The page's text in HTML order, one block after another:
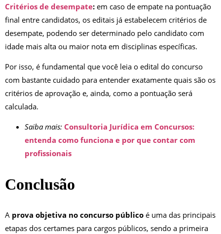
Critérios de desempate: em caso de empate na pontuação
final entre candidatos, os editais já estabelecem critérios de
desempate, podendo ser determinado pelo candidato com
idade mais alta ou maior nota em disciplinas específicas.
Por isso, é fundamental que você leia o edital do concurso
com bastante cuidado para entender exatamente quais são os
critérios de aprovação e, ainda, como a pontuação será
calculada.
Saiba mais: Consultoria Jurídica em Concursos:
entenda como funciona e por que contar com
profissionais
Conclusão
A prova objetiva no concurso público é uma das principais
etapas dos certames para cargos públicos, sendo a primeira